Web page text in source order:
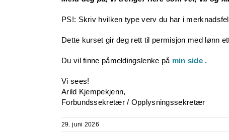
PS!: Skriv hvilken type verv du har i
Dette kurset gir deg rett til permisjon med lønn
Du vil finne påmeldingslenke på min side .
Vi sees!
Arild Kjempekjenn,
Forbundssekretær / Opplysningssekretær
29. juni 2026